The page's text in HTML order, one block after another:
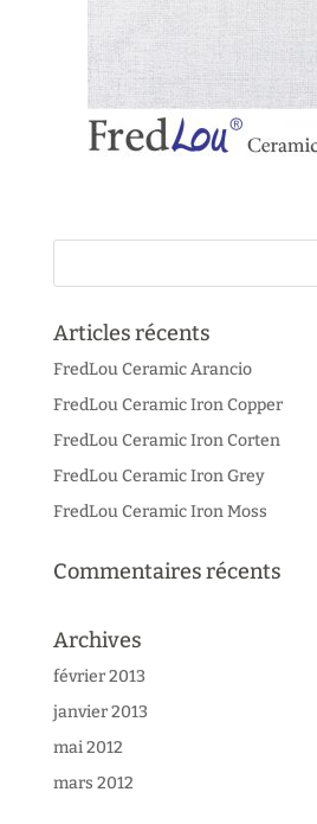
Articles récents
FredLou Ceramic Arancio
FredLou Ceramic Iron Copper
FredLou Ceramic Iron Corten
FredLou Ceramic Iron Grey
FredLou Ceramic Iron Moss
Commentaires récents
Archives
février 2013
janvier 2013
mai 2012
mars 2012